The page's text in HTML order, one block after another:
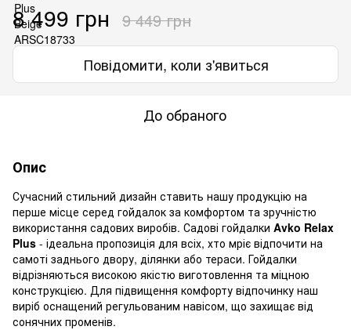
8 499 грн 9 449 грн
Повідомити, коли з'явиться
До обраного
Опис
Сучасний стильний дизайн ставить нашу продукцію на
перше місце серед гойдалок за комфортом та зручністю
використання садових виробів. Садові гойдалки Avko Relax
Plus - ідеальна пропозиція для всіх, хто мріє відпочити на
самоті заднього двору, ділянки або тераси. Гойдалки
відрізняються високою якістю виготовлення та міцною
конструкцією. Для підвищення комфорту відпочинку наш
виріб оснащений регульованим навісом, що захищає від
сонячних променів.